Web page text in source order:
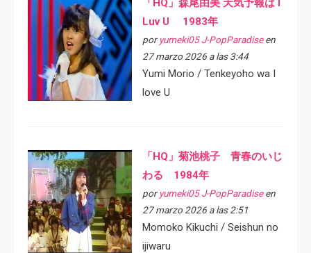
「HQ」森尾由美 天気予報は I
Luv U 1983年
por yumeki05 J-PopParadiseen
27 marzo 2026 a las 3:44
Yumi Morio / Tenkeyoho wa I
love U
「HQ」菊池桃子 青春のいじ
わる 1984年
por yumeki05 J-PopParadiseen
27 marzo 2026 a las 2:51
Momoko Kikuchi / Seishun no
ijiwaru